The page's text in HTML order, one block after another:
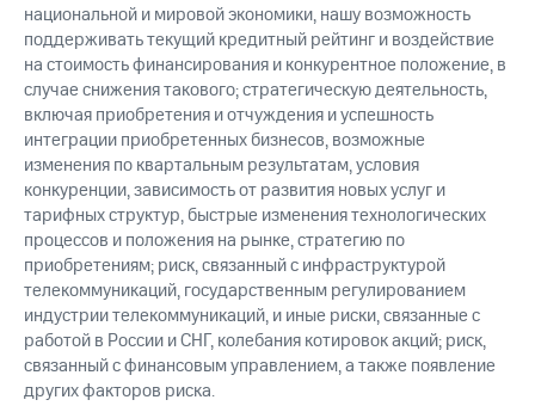
национальной и мировой экономики, нашу возможность
поддерживать текущий кредитный рейтинг и воздействие
на стоимость финансирования и конкурентное положение, в
случае снижения такового; стратегическую деятельность,
включая приобретения и отчуждения и успешность
интеграции приобретенных бизнесов, возможные
изменения по квартальным результатам, условия
конкуренции, зависимость от развития новых услуг и
тарифных структур, быстрые изменения технологических
процессов и положения на рынке, стратегию по
приобретениям; риск, связанный с инфраструктурой
телекоммуникаций, государственным регулированием
индустрии телекоммуникаций, и иные риски, связанные с
работой в России и СНГ, колебания котировок акций; риск,
связанный с финансовым управлением, а также появление
других факторов риска.